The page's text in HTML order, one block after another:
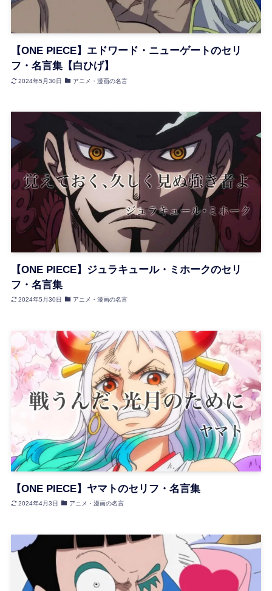
【ONE PIECE】エドワード・ニューゲートのセリ
フ・名言集【白ひげ】
2024年5月30日 アニメ・漫画の名言
【ONE PIECE】ジュラキュール・ミホークのセリ
フ・名言集
2024年5月30日 アニメ・漫画の名言
【ONE PIECE】ヤマトのセリフ・名言集
2024年4月3日 アニメ・漫画の名言